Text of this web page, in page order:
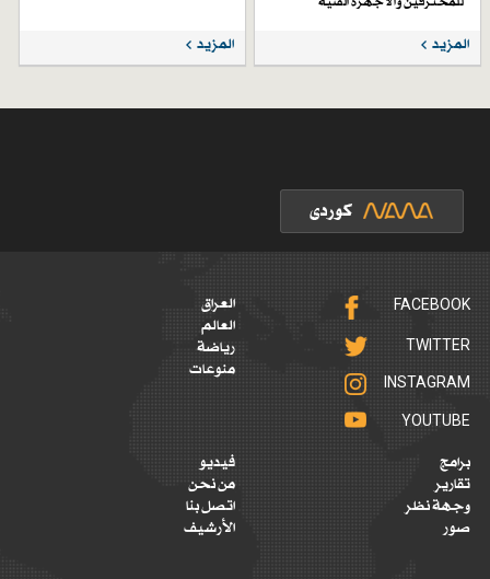
قبل 4 أيام
المزيد المزيد
FACEBOOK
TWITTER
INSTAGRAM
YOUTUBE
العراق
العالم
رياضة
منوعات
برامج
تقارير
وجهة نظر
صور
فيديو
من نحن
اتصل بنا
الأرشيف